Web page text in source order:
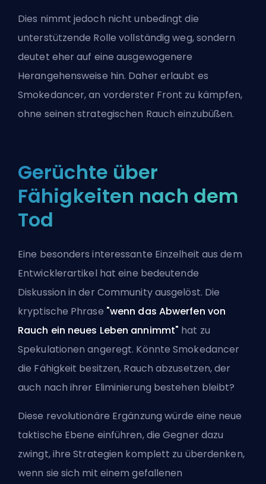
Dies nimmt jedoch nicht unbedingt die
unterstützende Rolle vollständig weg, sondern
deutet eher auf eine ausgewogenere
Herangehensweise hin. Daher erlaubt es
Smokedancer, an vorderster Front zu kämpfen,
ohne seinen strategischen Rauch einzubüßen.
Gerüchte über
Fähigkeiten nach dem
Tod
Eine besonders interessante Einzelheit aus dem
Entwicklerartikel hat eine bedeutende
Diskussion in der Community ausgelöst. Die
kryptische Phrase "wenn das Abwerfen von
Rauch ein neues Leben annimmt" hat zu
Spekulationen angeregt. Könnte Smokedancer
die Fähigkeit besitzen, Rauch abzusetzen, der
auch nach ihrer Eliminierung bestehen bleibt?
Diese revolutionäre Ergänzung würde eine neue
taktische Ebene einführen, die Gegner dazu
zwingt, ihre Strategien komplett zu überdenken,
wenn sie sich mit einem gefallenen